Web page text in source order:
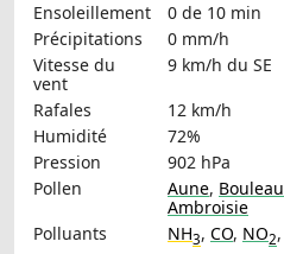
Ensoleillement
0 de 10 min
Précipitations
0 mm/h
Vitesse du
vent
9 km/h du SE
Rafales
12 km/h
Humidité
72%
Pression
902 hPa
Pollen
Aune, Bouleau
Ambroisie
Polluants
NH3, CO, NO2,